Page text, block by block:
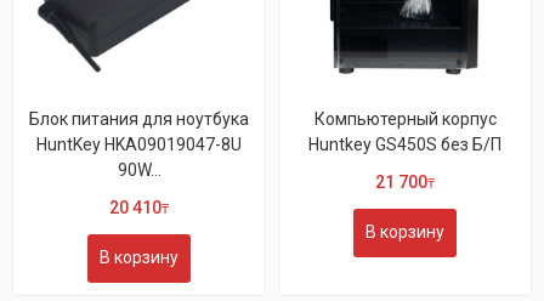
Блок питания для ноутбука
HuntKey HKA09019047-8U
90W...
20 410₸
В корзину
Компьютерный корпус
Huntkey GS450S без Б/П
21 700₸
В корзину